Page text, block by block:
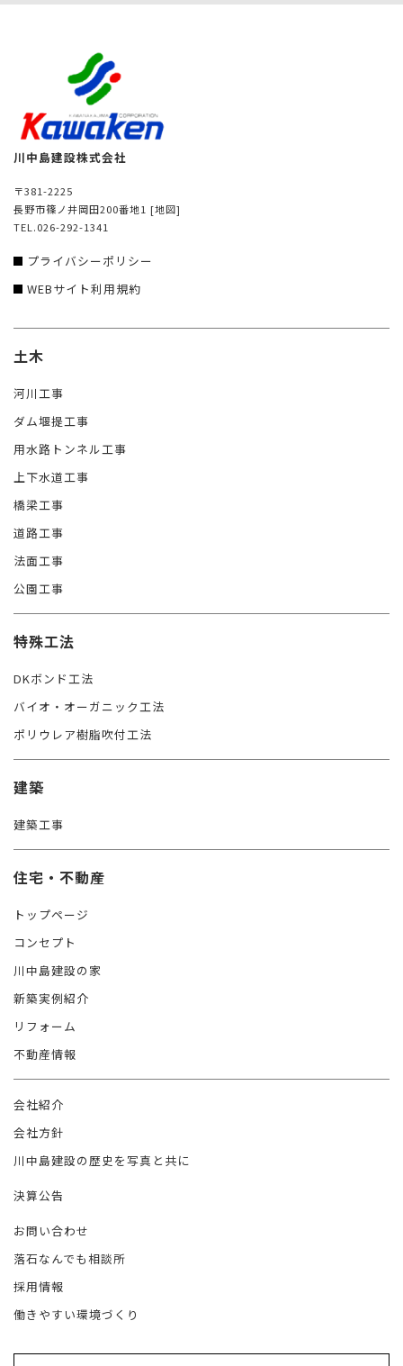
川中島建設株式会社
〒381-2225
長野市篠ノ井岡田200番地1 [地図]
TEL.026-292-1341
プライバシーポリシー
WEBサイト利用規約
土木
河川工事
ダム堰提工事
用水路トンネル工事
上下水道工事
橋梁工事
道路工事
法面工事
公園工事
特殊工法
DKボンド工法
バイオ・オーガニック工法
ポリウレア樹脂吹付工法
建築
建築工事
住宅・不動産
トップページ
コンセプト
川中島建設の家
新築実例紹介
リフォーム
不動産情報
会社紹介
会社方針
川中島建設の歴史を写真と共に
決算公告
お問い合わせ
落石なんでも相談所
採用情報
働きやすい環境づくり